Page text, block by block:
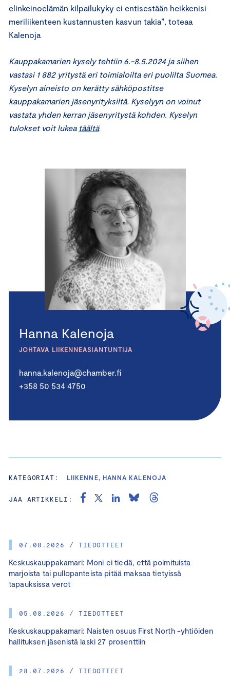
07.08.2026 / TIEDOTTEET
Keskuskauppakamari: Moni ei tiedä, että poimituista
marjoista tai pullopanteista pitää maksaa tietyissä
tapauksissa verot
05.08.2026 / TIEDOTTEET
Keskuskauppakamari: Naisten osuus First North -yhtiöiden
hallituksen jäsenistä laski 27 prosenttiin
28.07.2026 / TIEDOTTEET
elinkeinoelämän kilpailukyky ei entisestään heikkenisi
meriliikenteen kustannusten kasvun takia”, toteaa
Kalenoja
Kauppakamarien kysely tehtiin 6.-8.5.2024 ja siihen
vastasi 1 882 yritystä eri toimialoilta eri puolilta Suomea.
Kyselyn aineisto on kerätty sähköpostitse
kauppakamarien jäsenyrityksiltä. Kyselyyn on voinut
vastata yhden kerran jäsenyritystä kohden. Kyselyn
tulokset voit lukea täältä
Hanna Kalenoja
JOHTAVA LIIKENNEASIANTUNTIJA
hanna.kalenoja@chamber.fi
+358 50 534 4750
KATEGORIAT: LIIKENNE, HANNA KALENOJA
JAA ARTIKKELI: